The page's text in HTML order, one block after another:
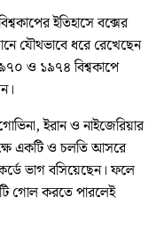
ইতিহাসে বক্সের
যৌথভাবে ধরে রেখেছেন
ও ১৯৭৪ বিশ্বকাপে
ইরান ও নাইজেরিয়ার
একটি ও চলতি আসরে
ভাগ বসিয়েছেন। ফলে
গোল করতে পারলেই